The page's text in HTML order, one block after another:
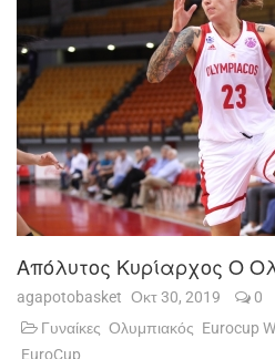
Απόλυτος Κυρίαρχος Ο
agapotobasket Οκτ 30, 2019
0
Γυναίκες Ολυμπιακός Eurocup
EuroCup